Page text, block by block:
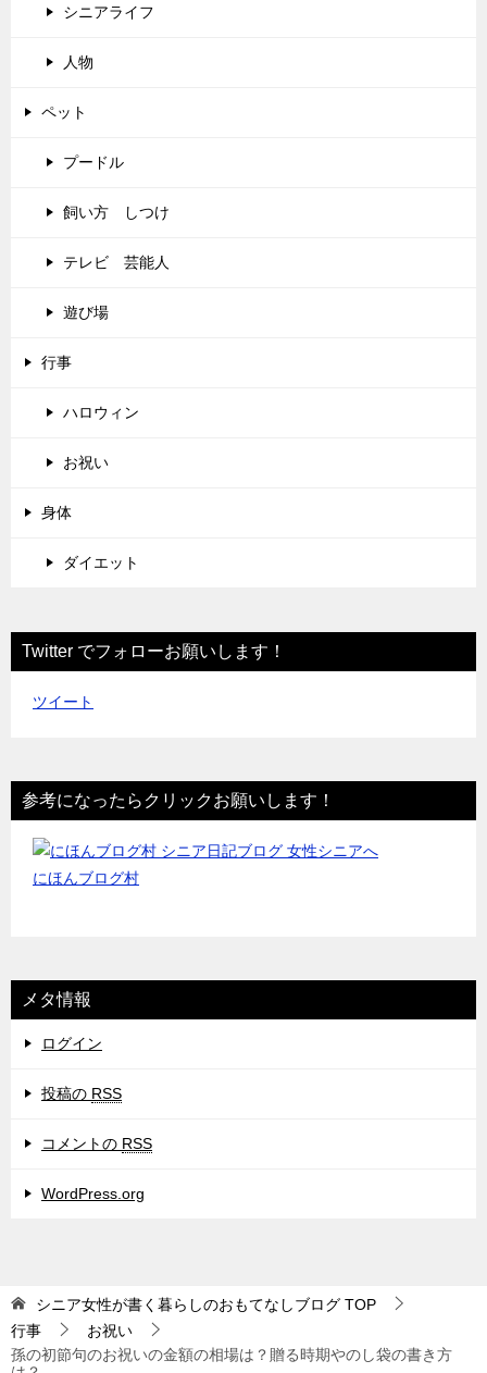
シニアライフ
人物
ペット
プードル
飼い方 しつけ
テレビ 芸能人
遊び場
行事
ハロウィン
お祝い
身体
ダイエット
Twitter でフォローお願いします！
ツイート
参考になったらクリックお願いします！
にほんブログ村
メタ情報
ログイン
投稿の RSS
コメントの RSS
WordPress.org
シニア女性が書く暮らしのおもてなしブログ TOP
行事
お祝い
孫の初節句のお祝いの金額の相場は？贈る時期やのし袋の書き方